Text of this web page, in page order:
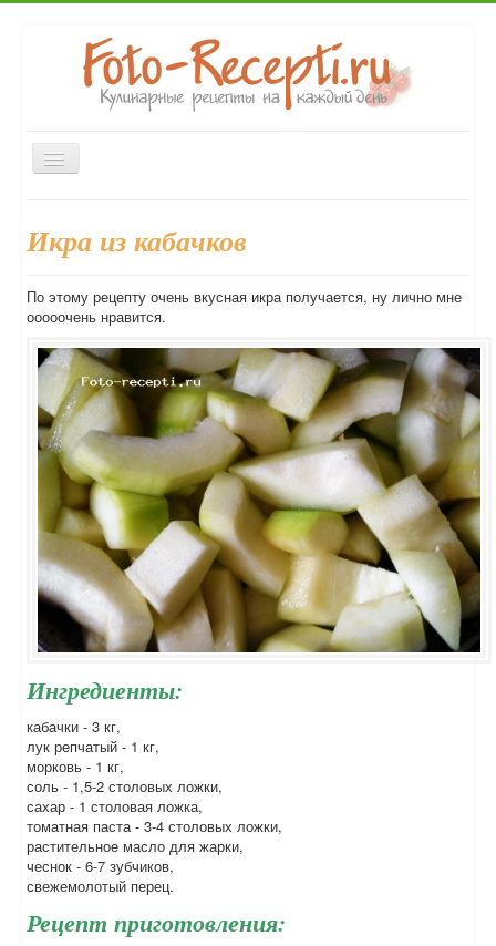
Включить/
выключить
Десерты
Выпечка Напитки
Икра из кабачков
По этому рецепту очень вкусная икра получается, ну лично мне
ооооочень нравится.
Ингредиенты:
кабачки - 3 кг,
лук репчатый - 1 кг,
морковь - 1 кг,
соль - 1,5-2 столовых ложки,
сахар - 1 столовая ложка,
томатная паста - 3-4 столовых ложки,
растительное масло для жарки,
чеснок - 6-7 зубчиков,
свежемолотый перец.
Рецепт приготовления: